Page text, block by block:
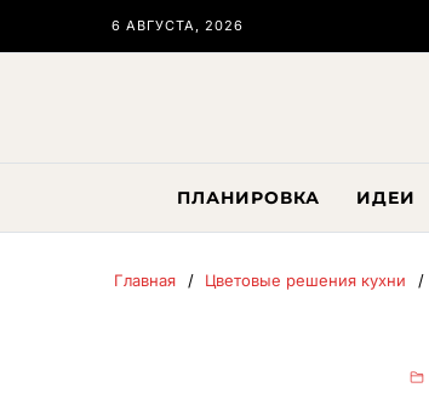
6 АВГУСТА, 2026
ПЛАНИРОВКА ИДЕИ
Главная Цветовые решения кухни